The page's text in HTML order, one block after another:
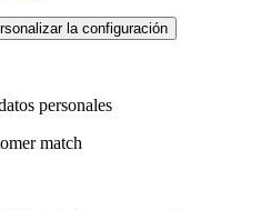
la configuración
personales
match